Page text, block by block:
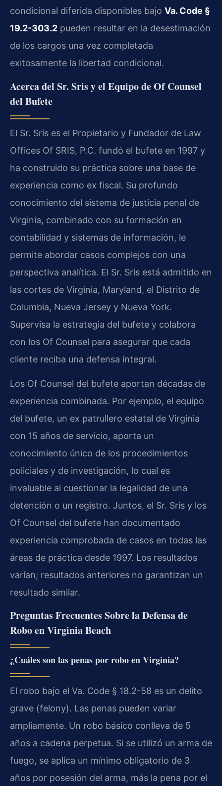
condicional diferida disponibles bajo Va. Code §
19.2-303.2 pueden resultar en la desestimación
de los cargos una vez completada
exitosamente la libertad condicional.
Acerca del Sr. Sris y el Equipo de Of Counsel
del Bufete
El Sr. Sris es el Propietario y Fundador de Law
Offices Of SRIS, P.C. fundó el bufete en 1997 y
ha construido su práctica sobre una base de
experiencia como ex fiscal. Su profundo
conocimiento del sistema de justicia penal de
Virginia, combinado con su formación en
contabilidad y sistemas de información, le
permite abordar casos complejos con una
perspectiva analítica. El Sr. Sris está admitido en
las cortes de Virginia, Maryland, el Distrito de
Columbia, Nueva Jersey y Nueva York.
Supervisa la estrategia del bufete y colabora
con los Of Counsel para asegurar que cada
cliente reciba una defensa integral.
Los Of Counsel del bufete aportan décadas de
experiencia combinada. Por ejemplo, el equipo
del bufete, un ex patrullero estatal de Virginia
con 15 años de servicio, aporta un
conocimiento único de los procedimientos
policiales y de investigación, lo cual es
invaluable al cuestionar la legalidad de una
detención o un registro. Juntos, el Sr. Sris y los
Of Counsel del bufete han documentado
experiencia comprobada de casos en todas las
áreas de práctica desde 1997. Los resultados
varían; resultados anteriores no garantizan un
resultado similar.
Preguntas Frecuentes Sobre la Defensa de
Robo en Virginia Beach
¿Cuáles son las penas por robo en Virginia?
El robo bajo el Va. Code § 18.2-58 es un delito
grave (felony). Las penas pueden variar
ampliamente. Un robo básico conlleva de 5
años a cadena perpetua. Si se utilizó un arma de
fuego, se aplica un mínimo obligatorio de 3
años por posesión del arma, más la pena por el